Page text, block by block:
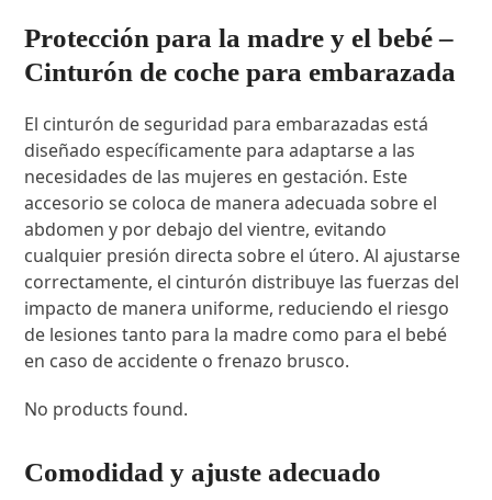
Protección para la madre y el bebé –
Cinturón de coche para embarazada
El cinturón de seguridad para embarazadas está
diseñado específicamente para adaptarse a las
necesidades de las mujeres en gestación. Este
accesorio se coloca de manera adecuada sobre el
abdomen y por debajo del vientre, evitando
cualquier presión directa sobre el útero. Al ajustarse
correctamente, el cinturón distribuye las fuerzas del
impacto de manera uniforme, reduciendo el riesgo
de lesiones tanto para la madre como para el bebé
en caso de accidente o frenazo brusco.
No products found.
Comodidad y ajuste adecuado